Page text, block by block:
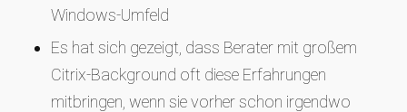
Windows-Umfeld
Es hat sich gezeigt, dass Berater mit großem
Citrix-Background oft diese Erfahrungen
mitbringen, wenn sie vorher schon irgendwo